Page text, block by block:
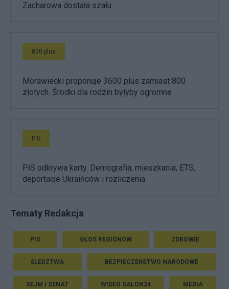
Zacharowa dostała szału
800 plus
Morawiecki proponuje 3600 plus zamiast 800
złotych. Środki dla rodzin byłyby ogromne
PiS
PiS odkrywa karty. Demografia, mieszkania, ETS,
deportacje Ukraińców i rozliczenia
Tematy Redakcja
PIS GŁOS REGIONÓW ZDROWIE
ŚLEDZTWA BEZPIECZEŃSTWO NARODOWE
SEJM I SENAT WIDEO SALON24 MEDIA